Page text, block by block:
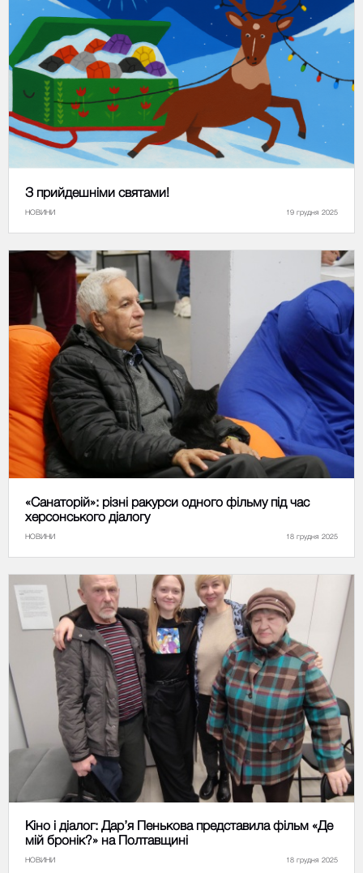
З прийдешніми святами!
НОВИНИ 19 грудня 2025
«Санаторій»: різні ракурси одного фільму під час
херсонського діалогу
НОВИНИ 18 грудня 2025
Кіно і діалог: Дар’я Пенькова представила фільм «Де
мій бронік?» на Полтавщині
НОВИНИ 18 грудня 2025